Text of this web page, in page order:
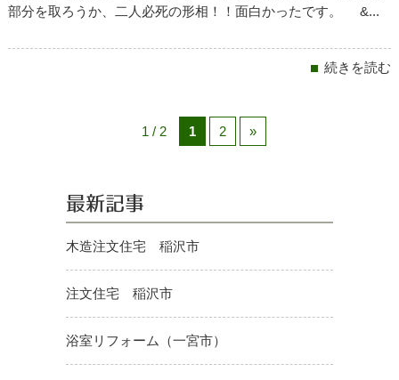
部分を取ろうか、二人必死の形相！！面白かったです。 &...
続きを読む
1 / 2 1 2 »
最新記事
木造注文住宅 稲沢市
注文住宅 稲沢市
浴室リフォーム（一宮市）